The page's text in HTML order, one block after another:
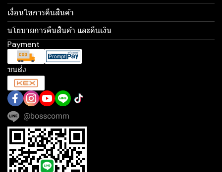
เงื่อนไขการคืนสินค้า
นโยบายการคืนสินค้า และคืนเงิน
Payment
ขนส่ง
@bosscomm